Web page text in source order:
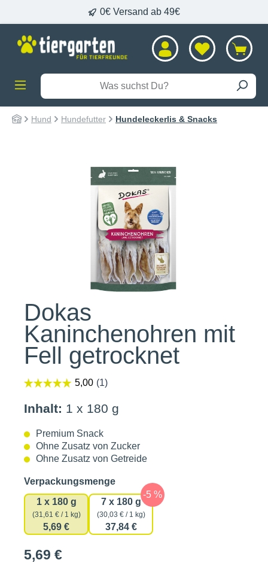
0€ Versand ab 49€
Hund Hundefutter Hundeleckerlis & Snacks
Dokas
Kaninchenohren mit
Fell getrocknet
Inhalt: 1 x 180 g
Premium Snack
Ohne Zusatz von Zucker
Ohne Zusatz von Getreide
Verpackungsmengeauswählen
1 x 180 g
(31,61 € / 1 kg)
5,69 €
7 x 180 g
(30,03 € / 1 kg)
37,84 €
5,69 €